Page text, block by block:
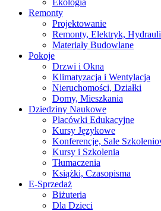
Ekologia
Remonty
Projektowanie
Remonty, Elektryk,
Materiały Budowlane
Pokoje
Drzwi i Okna
Klimatyzacja i Wentylacja
Nieruchomości, Działki
Domy, Mieszkania
Dziedziny Naukowe
Placówki Edukacyjne
Kursy Językowe
Konferencje, Sale
Kursy i Szkolenia
Tłumaczenia
Książki, Czasopisma
E-Sprzedaż
Biżuteria
Dla Dzieci